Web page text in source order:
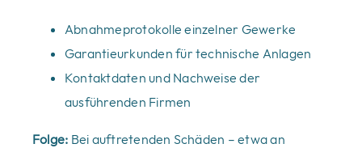
Abnahmeprotokolle einzelner Gewerke
Garantieurkunden für technische Anlagen
Kontaktdaten und Nachweise der
ausführenden Firmen
Folge: Bei auftretenden Schäden – etwa an